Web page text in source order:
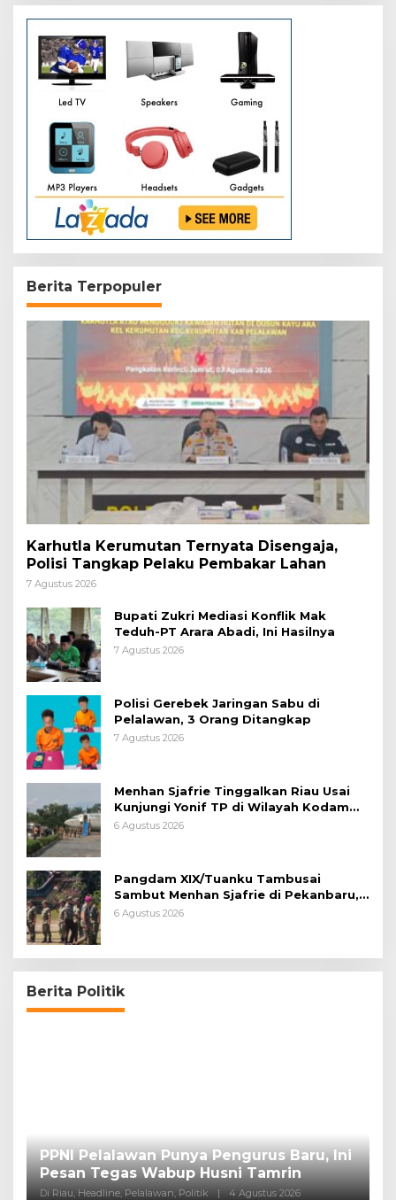
Berita Terpopuler
Karhutla Kerumutan Ternyata Disengaja,
Polisi Tangkap Pelaku Pembakar Lahan
7 Agustus 2026
Bupati Zukri Mediasi Konflik Mak
Teduh-PT Arara Abadi, Ini Hasilnya
7 Agustus 2026
Polisi Gerebek Jaringan Sabu di
Pelalawan, 3 Orang Ditangkap
7 Agustus 2026
Menhan Sjafrie Tinggalkan Riau Usai
Kunjungi Yonif TP di Wilayah Kodam
XIX/Tuanku Tambusai
6 Agustus 2026
Pangdam XIX/Tuanku Tambusai
Sambut Menhan Sjafrie di Pekanbaru,
Ada Agenda Penting
6 Agustus 2026
Berita Politik
PPNI Pelalawan Punya Pengurus Baru, Ini
Pesan Tegas Wabup Husni Tamrin
Di Riau, Headline, Pelalawan, Politik | 4 Agustus 2026